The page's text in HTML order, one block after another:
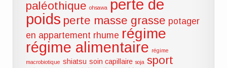
paléothique ohsawa
perte de
poids perte masse grasse potager
en appartement rhume régime
régime alimentaire régime
macrobiotique shiatsu soin capillaire soja sport